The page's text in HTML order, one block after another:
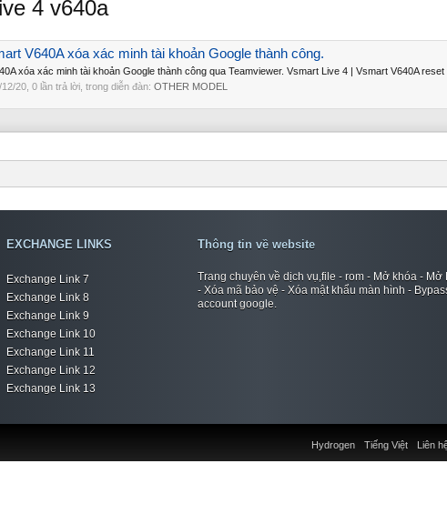
4 v640a
V640A xóa xác minh tài khoản Google thành công.
xóa xác minh tài khoản Google thành công qua Teamviewer. Vsmart Live 4 | Vsmart V640A reset
12/20 , 0 lần trả lời, trong diễn đàn: OTHER MODEL
EXCHANGE LINKS
Exchange Link 7
Exchange Link 8
Exchange Link 9
Exchange Link 10
Exchange Link 11
Exchange Link 12
Exchange Link 13
Thông tin về website
Trang chuyên về dịch vụ,file - rom - Mở khóa - Mở
- Xóa mã bảo vệ - Xóa mật khẩu màn hình -
account google.
Liên
Hydrogen Tiếng Việt